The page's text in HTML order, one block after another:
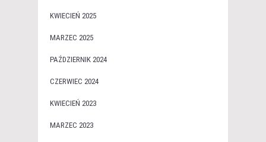
KWIECIEŃ 2025
MARZEC 2025
PAŹDZIERNIK 2024
CZERWIEC 2024
KWIECIEŃ 2023
MARZEC 2023